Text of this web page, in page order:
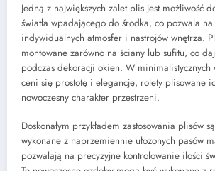
Jedną z największych zalet plis jest możliwość
światła wpadającego do środka, co pozwala
indywidualnych atmosfer i nastrojów wnętrza.
montowane zarówno na ściany lub sufitu, co
podczas dekoracji okien. W
ceni się prostotę i elegancję, rolety plisowane
nowoczesny charakter przestrzeni.
Doskonałym przykładem zastosowania plisów
wykonane z naprzemiennie ułożonych pasów
pozwalają na precyzyjne kontrolowanie ilości